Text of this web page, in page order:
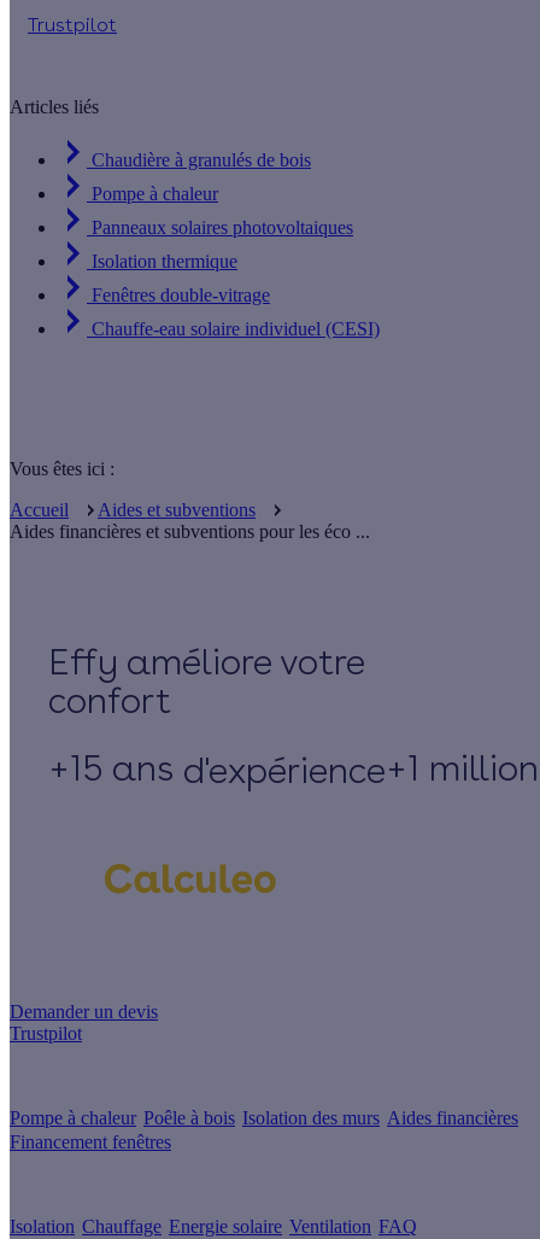
Trustpilot
Articles liés
Chaudière à granulés de bois
Pompe à chaleur
Panneaux solaires photovoltaiques
Isolation thermique
Fenêtres double-vitrage
Chauffe-eau solaire individuel (CESI)
Vous êtes ici :
Accueil
Aides et subventions
Aides financières et subventions pour les éco ...
Effy
+15 ans d'expérience+1
Demander un devis
Trustpilot
Pompe à chaleur Poêle à bois Isolation des murs Aides financières
Financement fenêtres
Isolation Chauffage Energie solaire Ventilation FAQ